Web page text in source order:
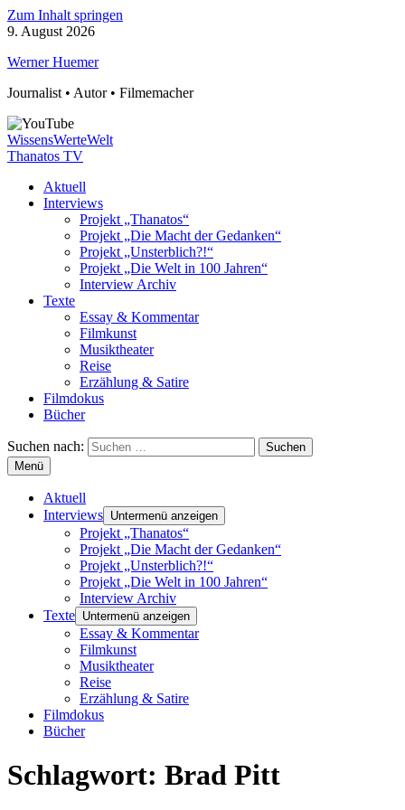
Zum Inhalt springen
9. August 2026
Werner Huemer
Journalist • Autor • Filmemacher
WissensWerteWelt
Thanatos TV
Aktuell
Interviews
Projekt „Thanatos“
Projekt „Die Macht der Gedanken“
Projekt „Unsterblich?!“
Projekt „Die Welt in 100 Jahren“
Interview Archiv
Texte
Essay & Kommentar
Filmkunst
Musiktheater
Reise
Erzählung & Satire
Filmdokus
Bücher
Suchen nach:
Menü
Aktuell
Interviews Untermenü anzeigen
Projekt „Thanatos“
Projekt „Die Macht der Gedanken“
Projekt „Unsterblich?!“
Projekt „Die Welt in 100 Jahren“
Interview Archiv
Texte Untermenü anzeigen
Essay & Kommentar
Filmkunst
Musiktheater
Reise
Erzählung & Satire
Filmdokus
Bücher
Schlagwort: Brad Pitt